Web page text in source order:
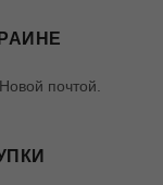
почтой.